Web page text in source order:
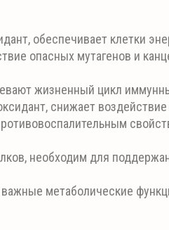
обеспечивает клетки
опасных мутагенов и
жизненный цикл
снижает воздействие
необходим для
метаболические